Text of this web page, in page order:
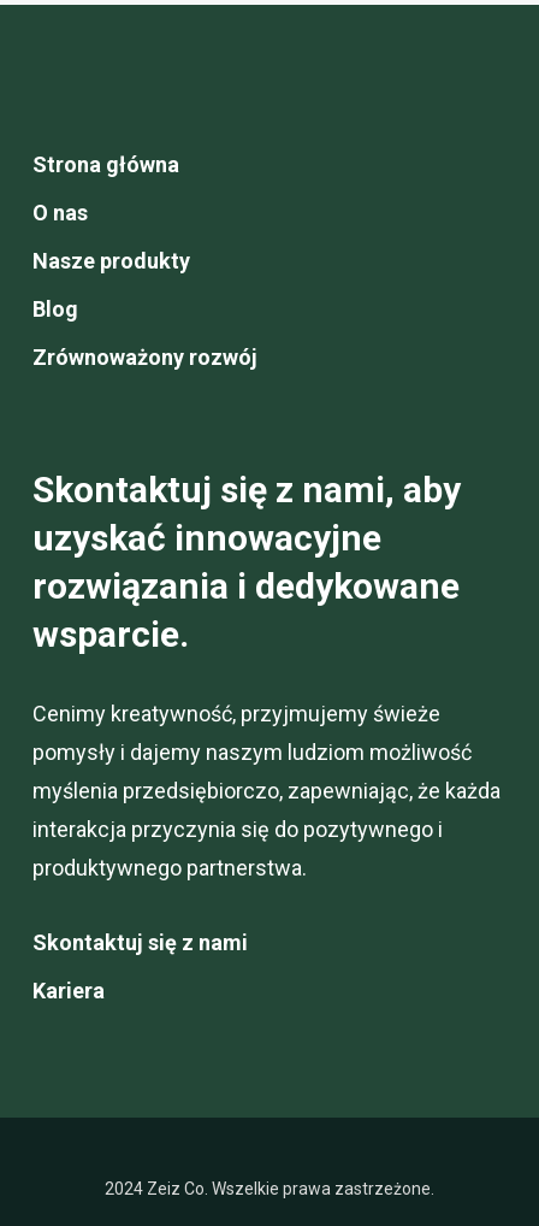
Strona główna
O nas
Nasze produkty
Blog
Zrównoważony rozwój
Skontaktuj się z nami, aby
uzyskać innowacyjne
rozwiązania i dedykowane
wsparcie.
Cenimy kreatywność, przyjmujemy świeże
pomysły i dajemy naszym ludziom możliwość
myślenia przedsiębiorczo, zapewniając, że każda
interakcja przyczynia się do pozytywnego i
produktywnego partnerstwa.
Skontaktuj się z nami
Kariera
2024 Zeiz Co. Wszelkie prawa zastrzeżone.